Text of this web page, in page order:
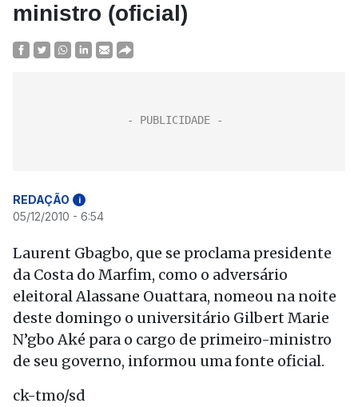
ministro (oficial)
REDAÇÃO i
05/12/2010 - 6:54
Laurent Gbagbo, que se proclama presidente
da Costa do Marfim, como o adversário
eleitoral Alassane Ouattara, nomeou na noite
deste domingo o universitário Gilbert Marie
N’gbo Aké para o cargo de primeiro-ministro
de seu governo, informou uma fonte oficial.
ck-tmo/sd